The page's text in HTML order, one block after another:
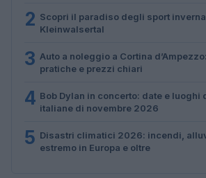
2 Scopri il paradiso degli sport
Kleinwalsertal
3 Auto a noleggio a Cortina
pratiche e prezzi chiari
4 Bob Dylan in concerto: date e
italiane di novembre 2026
5 Disastri climatici 2026: incendi,
estremo in Europa e oltre